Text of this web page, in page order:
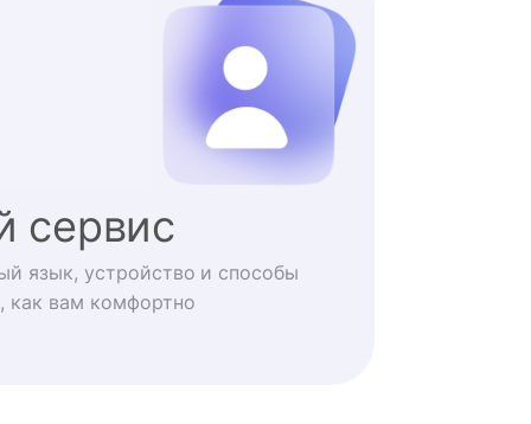
сервис
язык, устройство и способы
как вам комфортно